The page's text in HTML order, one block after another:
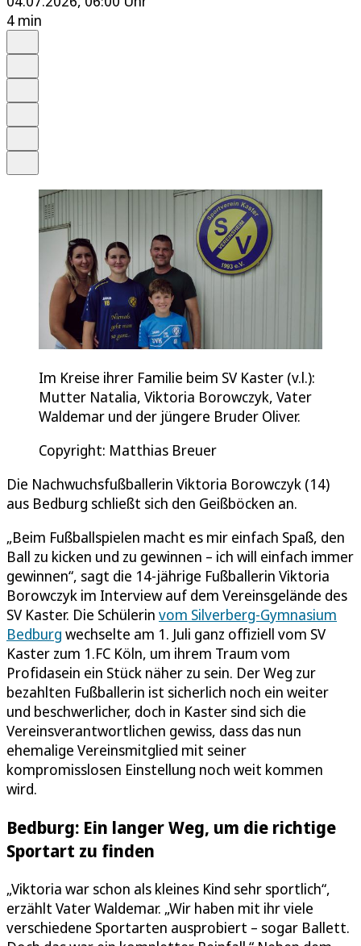
4 min
Im Kreise ihrer Familie beim SV Kaster (v.l.):
Mutter Natalia, Viktoria Borowczyk, Vater
Waldemar und der jüngere Bruder Oliver.
Copyright: Matthias Breuer
Die Nachwuchsfußballerin Viktoria Borowczyk (14)
aus Bedburg schließt sich den Geißböcken an.
„Beim Fußballspielen macht es mir einfach Spaß, den
Ball zu kicken und zu gewinnen – ich will einfach immer
gewinnen“, sagt die 14-jährige Fußballerin Viktoria
Borowczyk im Interview auf dem Vereinsgelände des
SV Kaster. Die Schülerin vom Silverberg-Gymnasium
Bedburg wechselte am 1. Juli ganz offiziell vom SV
Kaster zum 1.FC Köln, um ihrem Traum vom
Profidasein ein Stück näher zu sein. Der Weg zur
bezahlten Fußballerin ist sicherlich noch ein weiter
und beschwerlicher, doch in Kaster sind sich die
Vereinsverantwortlichen gewiss, dass das nun
ehemalige Vereinsmitglied mit seiner
kompromisslosen Einstellung noch weit kommen
wird.
Bedburg: Ein langer Weg, um die richtige
Sportart zu finden
„Viktoria war schon als kleines Kind sehr sportlich“,
erzählt Vater Waldemar. „Wir haben mit ihr viele
verschiedene Sportarten ausprobiert – sogar Ballett.